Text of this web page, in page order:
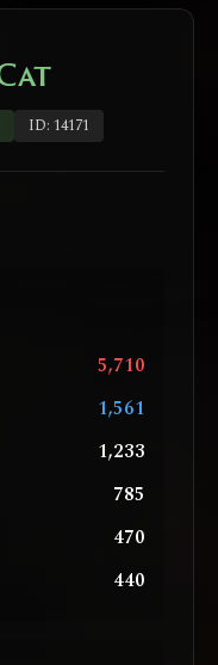
ID: 14171
5,710
1,561
1,233
785
470
440